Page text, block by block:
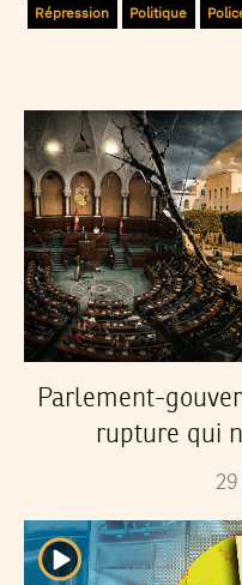
Politique
Répression
Parlement-
rupture qui
29